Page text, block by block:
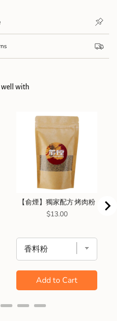
well with
【俞煙】獨家配方 烤肉粉
Price
$13.00
Add to Cart